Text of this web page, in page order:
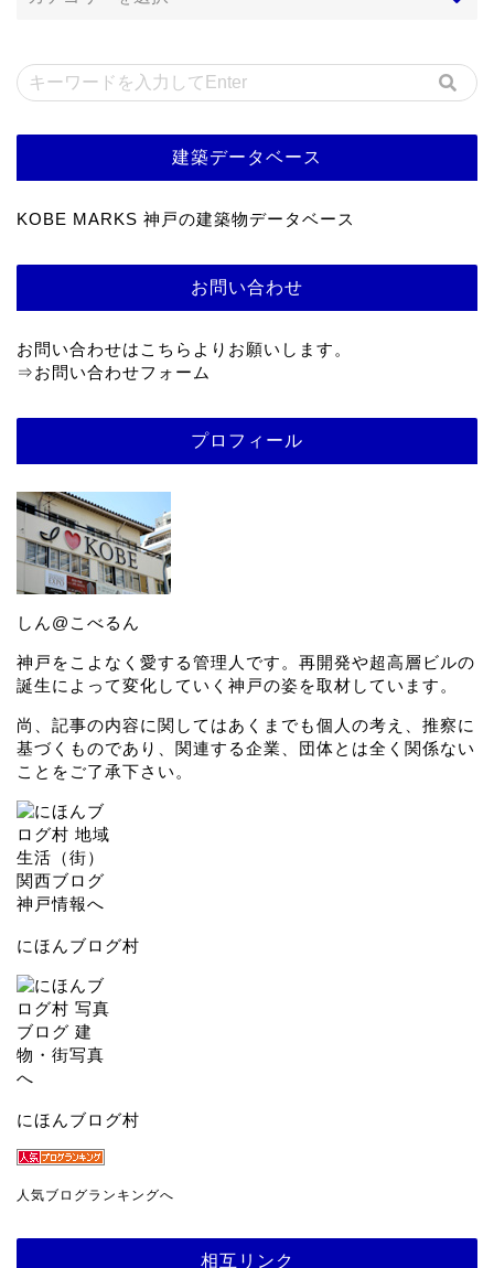
建築データベース
KOBE MARKS 神戸の建築物データベース
お問い合わせ
お問い合わせはこちらよりお願いします。
⇒お問い合わせフォーム
プロフィール
しん@こべるん
神戸をこよなく愛する管理人です。再開発や超高層ビルの
誕生によって変化していく神戸の姿を取材しています。
尚、記事の内容に関してはあくまでも個人の考え、推察に
基づくものであり、関連する企業、団体とは全く関係ない
ことをご了承下さい。
にほんブログ村
にほんブログ村
人気ブログランキングへ
相互リンク